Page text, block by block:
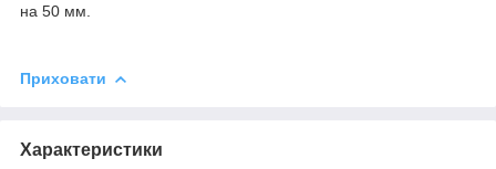
на 50 мм.
Приховати
Характеристики